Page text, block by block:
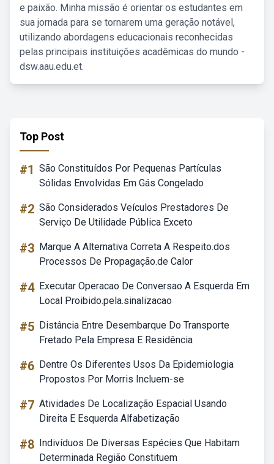
e paixão. Minha missão é orientar os estudantes em
sua jornada para se tornarem uma geração notável,
utilizando abordagens educacionais reconhecidas
pelas principais instituições acadêmicas do mundo -
dsw.aau.edu.et.
Top Post
#1 São Constituídos Por Pequenas Partículas
Sólidas Envolvidas Em Gás Congelado
#2 São Considerados Veículos Prestadores De
Serviço De Utilidade Pública Exceto
#3 Marque A Alternativa Correta A Respeito.dos
Processos De Propagação.de Calor
#4 Executar Operacao De Conversao A Esquerda Em
Local Proibido.pela.sinalizacao
#5 Distância Entre Desembarque Do Transporte
Fretado Pela Empresa E Residência
#6 Dentre Os Diferentes Usos Da Epidemiologia
Propostos Por Morris Incluem-se
#7 Atividades De Localização Espacial Usando
Direita E Esquerda Alfabetização
#8 Indivíduos De Diversas Espécies Que Habitam
Determinada Região Constituem